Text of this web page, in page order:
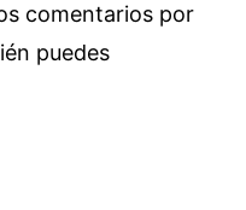
comentarios por
puedes